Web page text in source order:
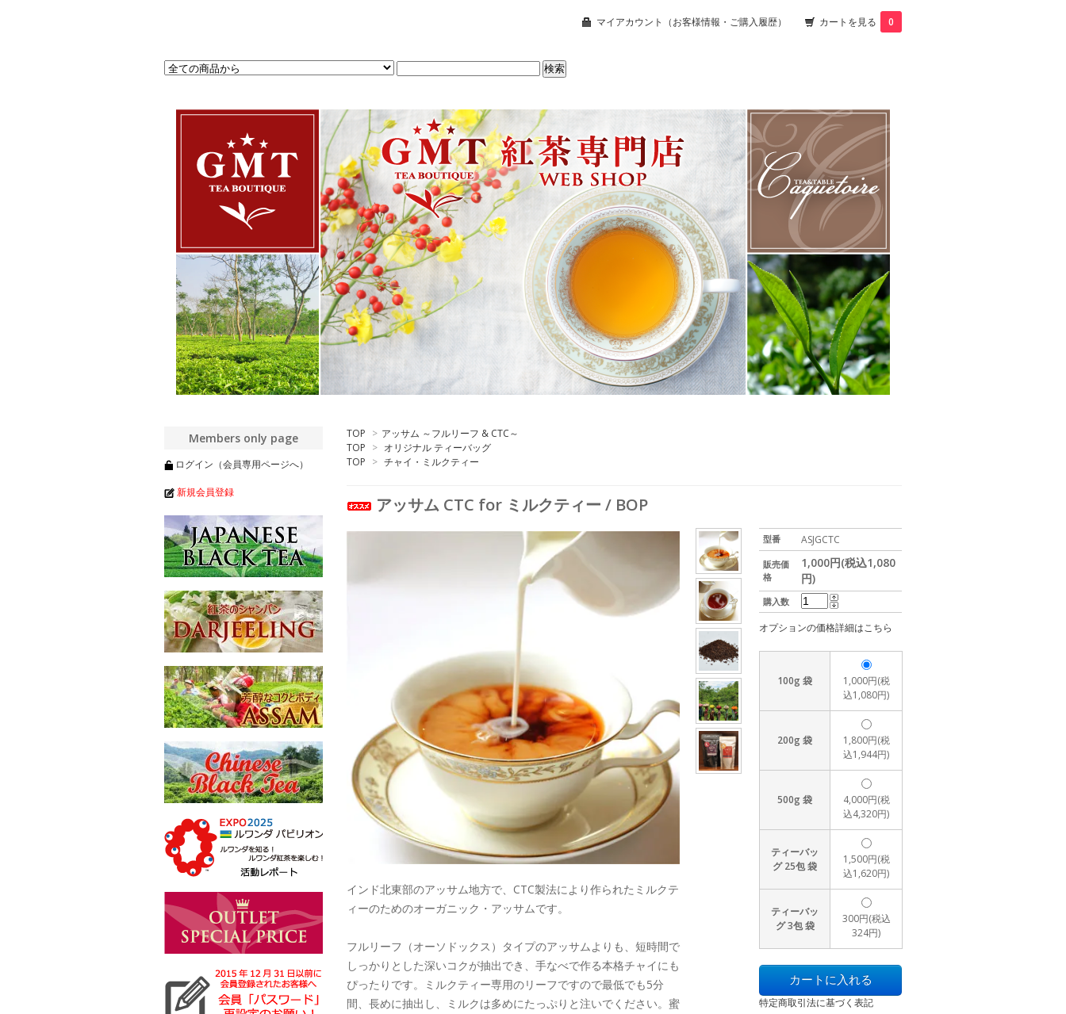
マイアカウント（お客様情報・ご購入履歴） カートを見る 0
TOP > アッサム ～フルリーフ & CTC～
TOP > オリジナル ティーバッグ
TOP > チャイ・ミルクティー
アッサム CTC for ミルクティー / BOP
型番 ASJGCTC
販売価
格
1,000円(税込1,080
円)
購入数
オプションの価格詳細はこちら
100g 袋
1,000円(税
込1,080円)
200g 袋
1,800円(税
込1,944円)
500g 袋
4,000円(税
込4,320円)
ティーバッ
グ 25包 袋
1,500円(税
込1,620円)
ティーバッ
グ 3包 袋
300円(税込
324円)
特定商取引法に基づく表記
インド北東部のアッサム地方で、CTC製法により作られたミルクテ
ィーのためのオーガニック・アッサムです。
フルリーフ（オーソドックス）タイプのアッサムよりも、短時間で
しっかりとした深いコクが抽出でき、手なべで作る本格チャイにも
ぴったりです。ミルクティー専用のリーフですので最低でも5分
間、長めに抽出し、ミルクは多めにたっぷりと注いでください。蜜
Members only page
ログイン（会員専用ページへ）
新規会員登録